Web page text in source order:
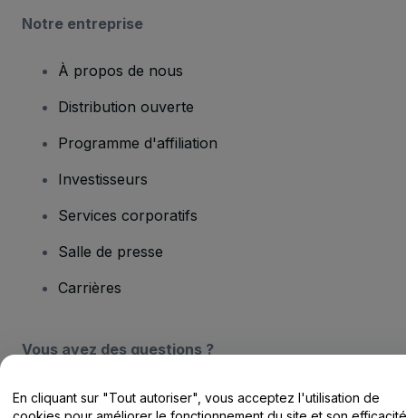
Notre entreprise
À propos de nous
Distribution ouverte
Programme d'affiliation
Investisseurs
Services corporatifs
Salle de presse
Carrières
Vous avez des questions ?
Centre d'assistance / Nous contacter
En cliquant sur "Tout autoriser", vous acceptez l'utilisation de